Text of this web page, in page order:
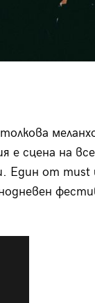
е сцена на
Един от